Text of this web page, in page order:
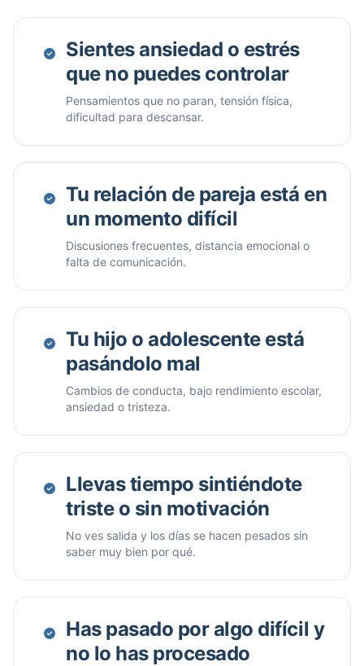
Sientes ansiedad o estrés
que no puedes controlar
Pensamientos que no paran, tensión física,
dificultad para descansar.
Tu relación de pareja está en
un momento difícil
Discusiones frecuentes, distancia emocional o
falta de comunicación.
Tu hijo o adolescente está
pasándolo mal
Cambios de conducta, bajo rendimiento escolar,
ansiedad o tristeza.
Llevas tiempo sintiéndote
triste o sin motivación
No ves salida y los días se hacen pesados sin
saber muy bien por qué.
Has pasado por algo difícil y
no lo has procesado